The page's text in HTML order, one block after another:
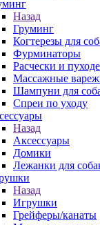
Назад
Груминг
Когтерезы для
Фурминаторы
Расчески и
Массажные
Шампуни для
Спреи по уходу
Назад
Аксессуары
Домики
Лежанки для
Назад
Игрушки
Грейферы/канаты